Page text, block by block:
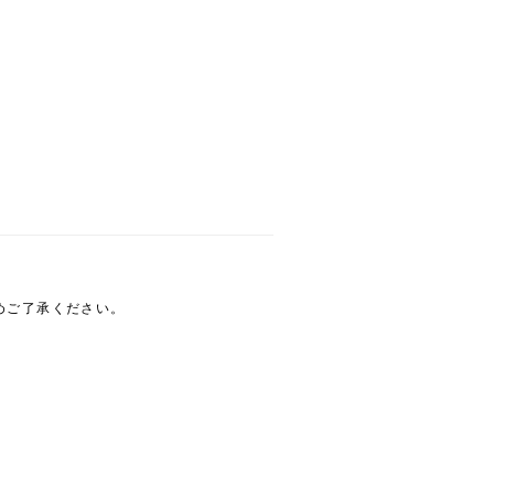
了承ください。